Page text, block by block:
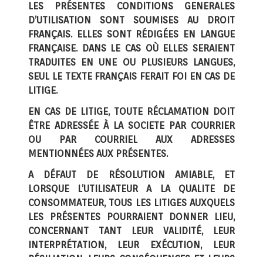
LES PRÉSENTES CONDITIONS GENERALES
D’UTILISATION SONT SOUMISES AU DROIT
FRANÇAIS. ELLES SONT RÉDIGÉES EN LANGUE
FRANÇAISE. DANS LE CAS OÙ ELLES SERAIENT
TRADUITES EN UNE OU PLUSIEURS LANGUES,
SEUL LE TEXTE FRANÇAIS FERAIT FOI EN CAS DE
LITIGE.
EN CAS DE LITIGE, TOUTE RÉCLAMATION DOIT
ÊTRE ADRESSÉE À LA SOCIETE PAR COURRIER
OU PAR COURRIEL AUX ADRESSES
MENTIONNÉES AUX PRÉSENTES.
A DÉFAUT DE RÉSOLUTION AMIABLE, ET
LORSQUE L’UTILISATEUR A LA QUALITE DE
CONSOMMATEUR, TOUS LES LITIGES AUXQUELS
LES PRÉSENTES POURRAIENT DONNER LIEU,
CONCERNANT TANT LEUR VALIDITÉ, LEUR
INTERPRÉTATION, LEUR EXÉCUTION, LEUR